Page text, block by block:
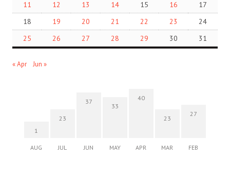
11
12 13 14 15 16
17
18
19 20 21 22 23
24
25
26 27 28 29 30 31
« Apr Jun »
1
AUG
23
JUL
37
JUN
33
MAY
40
APR
23
MAR
27
FEB